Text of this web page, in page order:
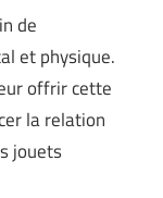
de
et physique.
offrir cette
la relation
jouets